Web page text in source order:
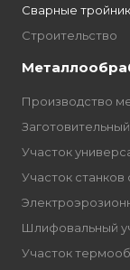
Сварные
Строительство
Производство
Участок
Участок
Шлифовальный
Участок